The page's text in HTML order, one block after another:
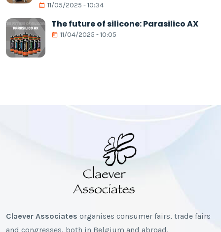
11/05/2025 - 10:34
The future of silicone: Parasilico AX
11/04/2025 - 10:05
Claever Associates organises consumer fairs, trade fairs
and congresses, both in Belgium and abroad.